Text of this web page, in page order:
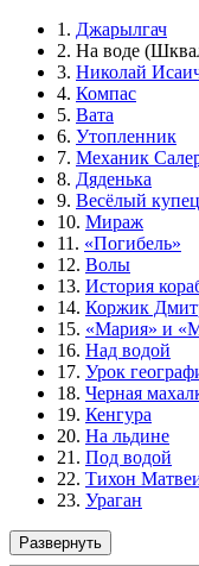
1. Джарылгач
2. На воде
3. Николай
4. Компас
5. Вата
6. Утопленник
7. Механик
8. Дяденька
9. Весёлый купец
10. Мираж
11. «Погибель»
12. Волы
13. История
14. Коржик
15. «Мария» и
16. Над водой
17. Урок
18. Черная
19. Кенгура
20. На льдине
21. Под водой
22. Тихон
23. Ураган
Развернуть